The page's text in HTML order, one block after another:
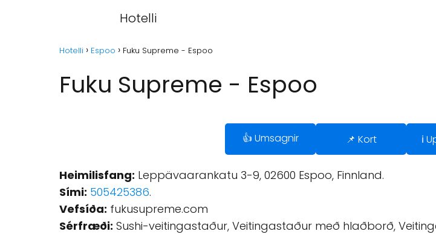
Hotelli
Hotelli Espoo Fuku Supreme - Espoo
Fuku Supreme - Espoo
👍 Umsagnir 📌 Kort ℹ️
Heimilisfang: Leppävaarankatu 3-9, 02600 Espoo, Finnland.
Sími: 505425386.
Vefsíða: fukusupreme.com
Sérfræði: Sushi-veitingastaður, Veitingastaður með hlaðborð,